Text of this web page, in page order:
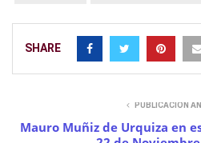
SHARE
PUBLICACIÓN
Mauro Muñiz de Urquiza en